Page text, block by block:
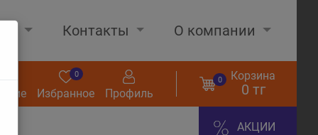
Контакты О компании
Избранное
0
Профиль
0 Корзина
0 тг
АКЦИИ